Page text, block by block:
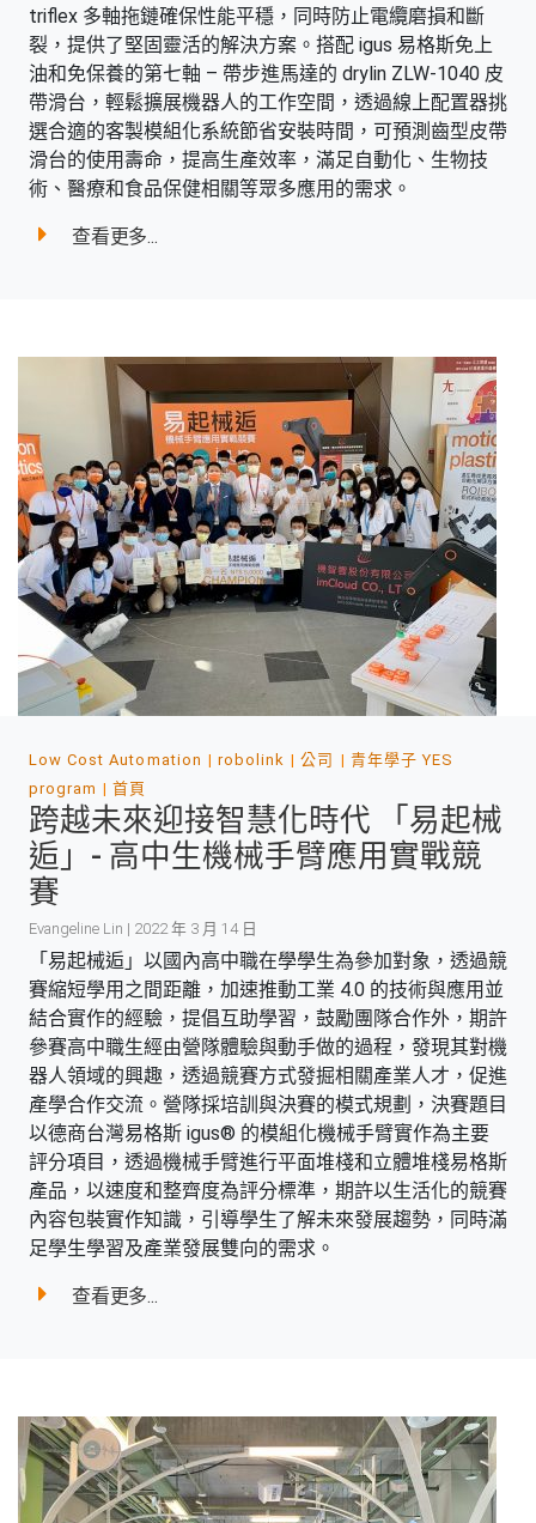
triflex 多軸拖鏈確保性能平穩，同時防止電纜磨損和斷
裂，提供了堅固靈活的解決方案。搭配 igus 易格斯免上
油和免保養的第七軸 – 帶步進馬達的 drylin ZLW-1040 皮
帶滑台，輕鬆擴展機器人的工作空間，透過線上配置器挑
選合適的客製模組化系統節省安裝時間，可預測齒型皮帶
滑台的使用壽命，提高生產效率，滿足自動化、生物技
術、醫療和食品保健相關等眾多應用的需求。
查看更多...
Low Cost Automation robolink 公司
青年學子 YES
program
首頁
跨越未來迎接智慧化時代 「易起械
逅」- 高中生機械手臂應用實戰競
賽
Evangeline Lin | 2022 年 3 月 14 日
「易起械逅」以國內高中職在學學生為參加對象，透過競
賽縮短學用之間距離，加速推動工業 4.0 的技術與應用並
結合實作的經驗，提倡互助學習，鼓勵團隊合作外，期許
參賽高中職生經由營隊體驗與動手做的過程，發現其對機
器人領域的興趣，透過競賽方式發掘相關產業人才，促進
產學合作交流。營隊採培訓與決賽的模式規劃，決賽題目
以德商台灣易格斯 igus® 的模組化機械手臂實作為主要
評分項目，透過機械手臂進行平面堆棧和立體堆棧易格斯
產品，以速度和整齊度為評分標準，期許以生活化的競賽
內容包裝實作知識，引導學生了解未來發展趨勢，同時滿
足學生學習及產業發展雙向的需求。
查看更多...